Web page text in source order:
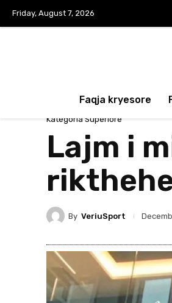
Friday, August 7, 2026
Faqja kryesore
Kategoria Superiore
Lajm i
By VeriuSport